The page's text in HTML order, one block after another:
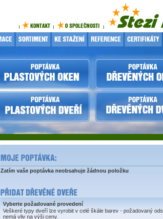
Zatím vaše poptávka neobsahuje žádnou položku
Vyberte požadované provedení
Veškeré typy dveří lze vyrobit v celé škále barev - požadovaný
nemá vliv na výši ceny.